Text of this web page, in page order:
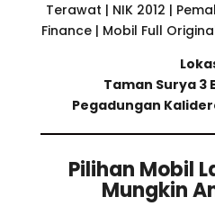
Terawat | NIK 2012 |
Finance | Mobil Full
Taman Surya 3
Pegadungan
Pilihan Mobil
Mungkin